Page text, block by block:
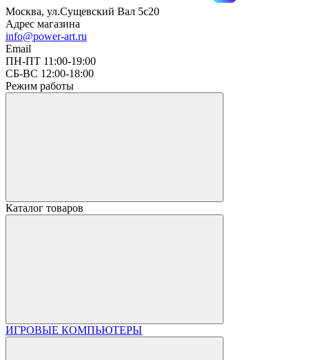
Москва, ул.Сущевский Вал 5с20
Адрес магазина
info@power-art.ru
Email
ПН-ПТ 11:00-19:00
СБ-ВС 12:00-18:00
Режим работы
Каталог товаров
ИГРОВЫЕ КОМПЬЮТЕРЫ